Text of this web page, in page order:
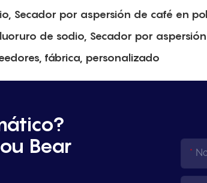
Secador por aspersión de café en
de sodio, Secador por
fábrica, personalizado
Bear